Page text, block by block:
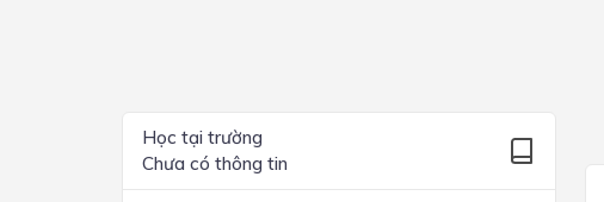
Lớp 2
Lớp 1
Học tại trường
Chưa có thông tin